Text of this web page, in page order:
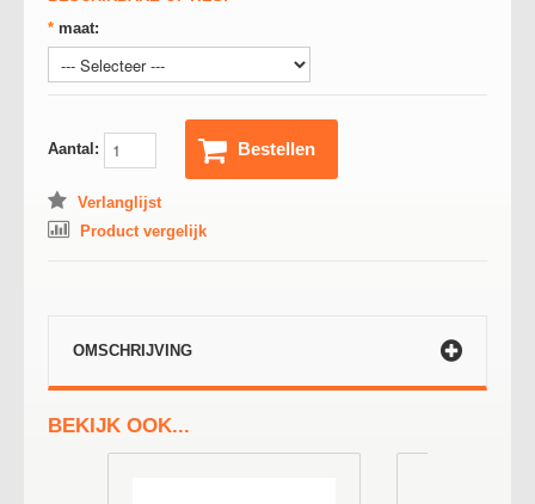
* maat:
Aantal: Bestellen
Verlanglijst
Product vergelijk
OMSCHRIJVING
BEKIJK OOK...